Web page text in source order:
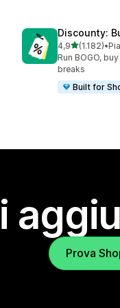
Discounty:
4,9stelle su 5
(1.182)
1182 •
Run BOGO,
breaks
Built for
Prova